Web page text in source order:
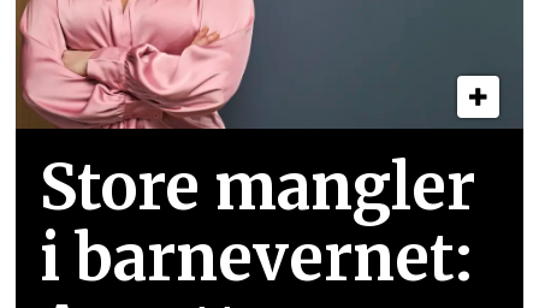
Store mangler
i barnevernet: